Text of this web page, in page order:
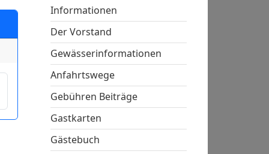
Informationen
Der Vorstand
Gewässerinformationen
Anfahrtswege
Gebühren Beiträge
Gastkarten
Gästebuch